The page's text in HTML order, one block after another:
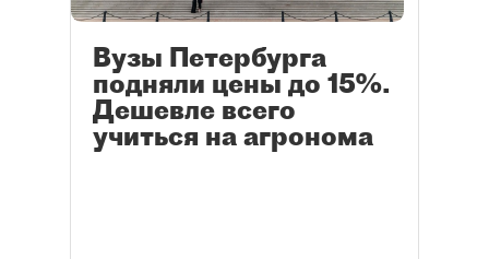
Вузы Петербурга
подняли цены до 15%.
Дешевле всего
учиться на агронома